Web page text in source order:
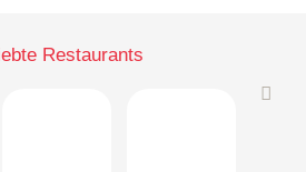
Restaurants